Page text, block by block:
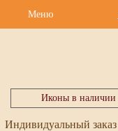
Меню
Иконы в наличии
Индивидуальный заказ